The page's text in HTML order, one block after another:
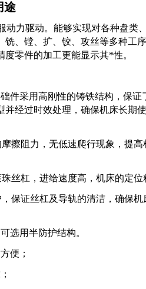
途
力驱动。能够实现对各种盘类、
、镗、扩、铰、攻丝等多种工
零件的加工更能显示其*性。
件采用高刚性的铸铁结构，保证
经过时效处理，确保机床长期
擦阻力，无低速爬行现象，提高
丝杠，进给速度高，机床的定位
保证丝杠及导轨的清洁，确保机
选用半防护结构。
便；